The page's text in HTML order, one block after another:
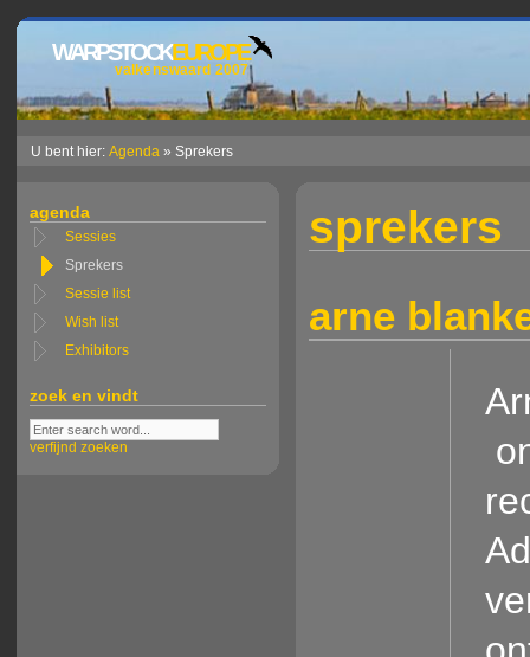
WARPSTOCKEUROPE
valkenswaard 2007
U bent hier:Agenda » Sprekers
agenda
Sessies
Sprekers
Sessie list
Wish list
Exhibitors
zoek en vindt
verfijnd zoeken
sprekers
arne